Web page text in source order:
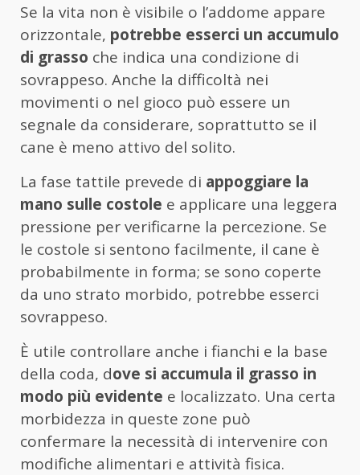
Se la vita non è visibile o l’addome appare
orizzontale, potrebbe esserci un accumulo
di grasso che indica una condizione di
sovrappeso. Anche la difficoltà nei
movimenti o nel gioco può essere un
segnale da considerare, soprattutto se il
cane è meno attivo del solito.
La fase tattile prevede di appoggiare la
mano sulle costole e applicare una leggera
pressione per verificarne la percezione. Se
le costole si sentono facilmente, il cane è
probabilmente in forma; se sono coperte
da uno strato morbido, potrebbe esserci
sovrappeso.
È utile controllare anche i fianchi e la base
della coda, dove si accumula il grasso in
modo più evidente e localizzato. Una certa
morbidezza in queste zone può
confermare la necessità di intervenire con
modifiche alimentari e attività fisica.